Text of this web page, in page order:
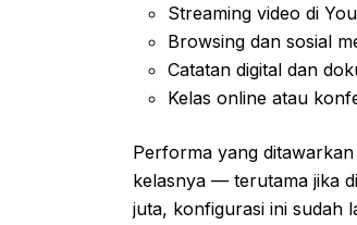
Streaming video di
Browsing dan sosial
Catatan digital dan
Kelas online atau
Performa yang
kelasnya — terutama jika
juta, konfigurasi ini sudah